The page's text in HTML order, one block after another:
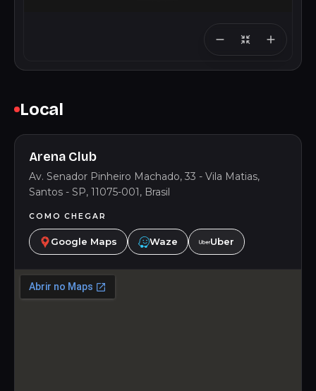
Local
Arena Club
Av. Senador Pinheiro Machado, 33 - Vila Matias,
Santos - SP, 11075-001, Brasil
COMO CHEGAR
Google Maps Waze Uber